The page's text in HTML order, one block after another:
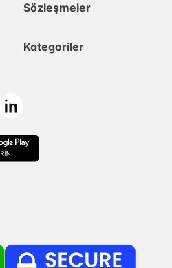
Sözleşmeler
Kategoriler